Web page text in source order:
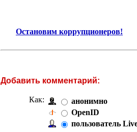
Остановим коррупционеров!
Добавить комментарий:
Как:
анонимно
OpenID
пользователь